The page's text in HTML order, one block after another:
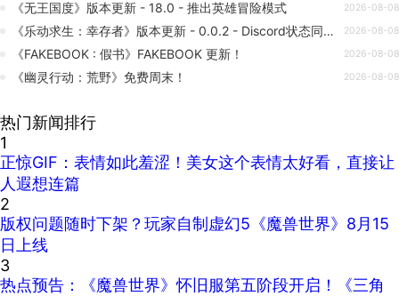
《无王国度》版本更新 - 18.0 - 推出英雄冒险模式 2026-08-08
《乐动求生：幸存者》版本更新 - 0.0.2 - Discord状态同步及Bug修复 2026-08-08
《FAKEBOOK : 假书》FAKEBOOK 更新！ 2026-08-08
《幽灵行动：荒野》免费周末！ 2026-08-08
热门新闻排行
1
正惊GIF：表情如此羞涩！美女这个表情太好看，直接让
人遐想连篇
2
版权问题随时下架？玩家自制虚幻5《魔兽世界》8月15
日上线
3
热点预告：《魔兽世界》怀旧服第五阶段开启！《三角